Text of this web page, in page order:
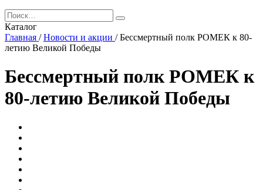
Каталог
Главная / Новости и акции / Бессмертный полк РОМЕК к 80-
летию Великой Победы
Бессмертный полк РОМЕК к
80-летию Великой Победы